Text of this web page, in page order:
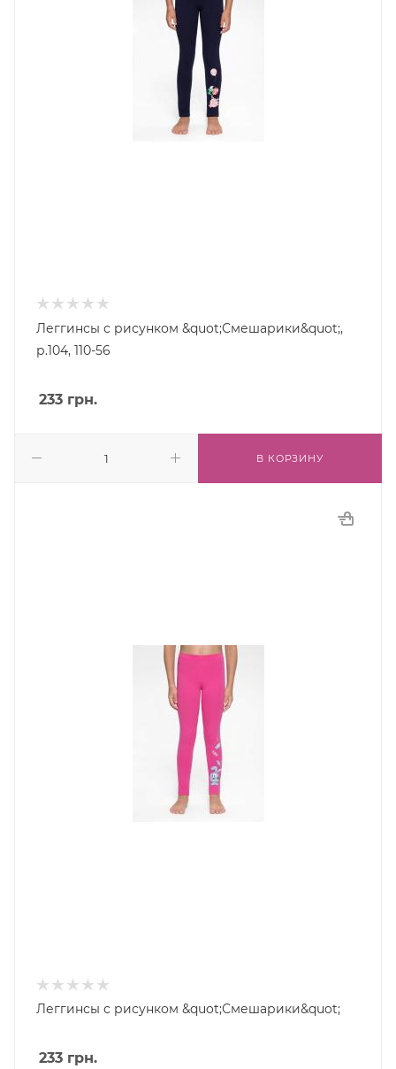
Леггинсы с рисунком &quot;Смешарики&quot;,
р.104, 110-56
233 грн.
В КОРЗИНУ
Леггинсы с рисунком &quot;Смешарики&quot;
233 грн.